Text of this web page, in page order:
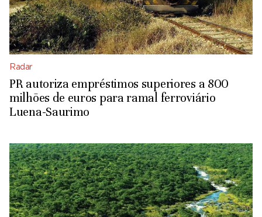
Radar
PR autoriza empréstimos superiores a 800
milhões de euros para ramal ferroviário
Luena-Saurimo